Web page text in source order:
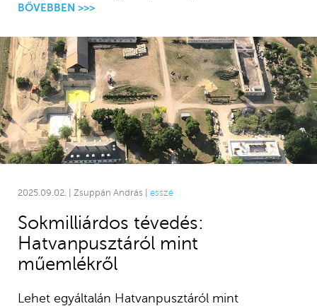
BŐVEBBEN >>>
2025.09.02. | Zsuppán András | esszé
Sokmilliárdos tévedés:
Hatvanpusztáról mint
műemlékről
Lehet egyáltalán Hatvanpusztáról mint